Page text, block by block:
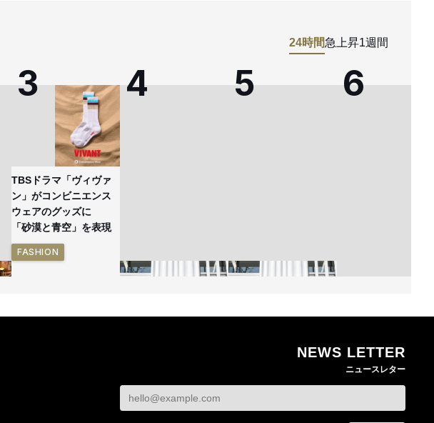
24時間急上昇1週間
TBSドラマ「ヴィヴァ
ン」がコンビニエンス
ウェアのグッズに
「砂漠と青空」を表現
FASHION
HD 被災経緯を書面で
発表
オンワードHDが緊急時
に貴重品の常時携行を
【トップに聞く
オンワードHD保元道
NEWS LETTER
ニュースレター